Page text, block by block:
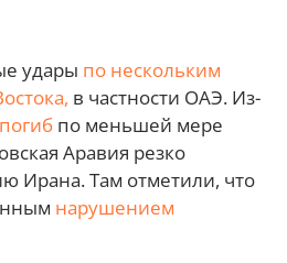
удары по нескольким
в частности ОАЭ. Из-
погиб по меньшей мере
Аравия резко
Ирана. Там отметили, что
нарушением